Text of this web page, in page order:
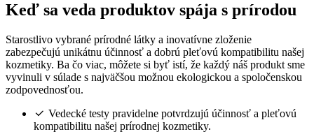
Keď sa veda produktov spája s prírodou
Starostlivo vybrané prírodné látky a inovatívne zloženie
zabezpečujú unikátnu účinnosť a dobrú pleťovú kompatibilitu našej
kozmetiky. Ba čo viac, môžete si byť istí, že každý náš produkt sme
vyvinuli v súlade s najväčšou možnou ekologickou a spoločenskou
zodpovednosťou.
Vedecké testy pravidelne potvrdzujú účinnosť a pleťovú
kompatibilitu našej prírodnej kozmetiky.